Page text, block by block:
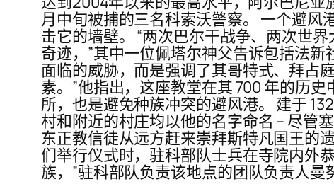
月中旬被捕的三名科索沃警察。 一个避
击它的墙壁。 “两次巴尔干战争、两次世
奇迹，”其中一位佩塔尔神父告诉包括法
面临的威胁，而是强调了其哥特式、拜占
素。”他指出，这座教堂在其 700 年的历
所，也是避免种族冲突的避风港。 建于
村和附近的村庄均以他的名字命名 – 尽管
东正教信徒从远方赶来崇拜斯特凡国王的
们举行仪式时，驻科部队士兵在寺院内外
族，”驻科部队负责该地点的团队负责人曼